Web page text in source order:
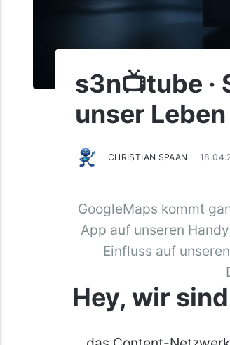
s3n📺tube ·
unser Leben
CHRISTIAN SPAAN
GoogleMaps kommt
App auf unseren
Einfluss auf
Hey, wir